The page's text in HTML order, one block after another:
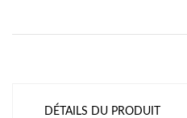
DÉTAILS DU PRODUIT